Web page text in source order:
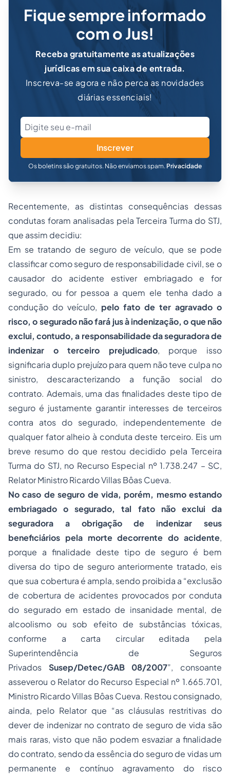
Fique sempre informado
com o Jus!
Receba gratuitamente as atualizações
jurídicas em sua caixa de entrada.
Inscreva-se agora e não perca as novidades
diárias essenciais!
Inscrever
Os boletins são gratuitos. Não enviamos spam. Privacidade
Recentemente, as distintas consequências dessas
condutas foram analisadas pela Terceira Turma do STJ,
que assim decidiu:
Em se tratando de seguro de veículo, que se pode
classificar como seguro de responsabilidade civil, se o
causador do acidente estiver embriagado e for
segurado, ou for pessoa a quem ele tenha dado a
condução do veículo, pelo fato de ter agravado o
risco, o segurado não fará jus à indenização, o que não
exclui, contudo, a responsabilidade da seguradora de
indenizar o terceiro prejudicado, porque isso
significaria duplo prejuízo para quem não teve culpa no
sinistro, descaracterizando a função social do
contrato. Ademais, uma das finalidades deste tipo de
seguro é justamente garantir interesses de terceiros
contra atos do segurado, independentemente de
qualquer fator alheio à conduta deste terceiro. Eis um
breve resumo do que restou decidido pela Terceira
Turma do STJ, no Recurso Especial nº 1.738.247 – SC,
Relator Ministro Ricardo Villas Bôas Cueva.
No caso de seguro de vida, porém, mesmo estando
embriagado o segurado, tal fato não exclui da
seguradora a obrigação de indenizar seus
beneficiários pela morte decorrente do acidente,
porque a finalidade deste tipo de seguro é bem
diversa do tipo de seguro anteriormente tratado, eis
que sua cobertura é ampla, sendo proibida a “exclusão
de cobertura de acidentes provocados por conduta
do segurado em estado de insanidade mental, de
alcoolismo ou sob efeito de substâncias tóxicas,
conforme a carta circular editada pela
Superintendência de Seguros
Privados Susep/Detec/GAB 08/2007”, consoante
asseverou o Relator do Recurso Especial nº 1.665.701,
Ministro Ricardo Villas Bôas Cueva. Restou consignado,
ainda, pelo Relator que “as cláusulas restritivas do
dever de indenizar no contrato de seguro de vida são
mais raras, visto que não podem esvaziar a finalidade
do contrato, sendo da essência do seguro de vidas um
permanente e contínuo agravamento do risco